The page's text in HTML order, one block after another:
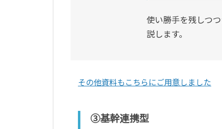
使い勝手を残しつ
説します。
その他資料もこちらにご用意しました
③基幹連携型